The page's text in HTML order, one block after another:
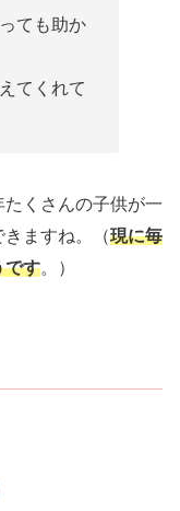
ても助か
てくれて
くさんの子供が一
ますね。（現に毎
です。）